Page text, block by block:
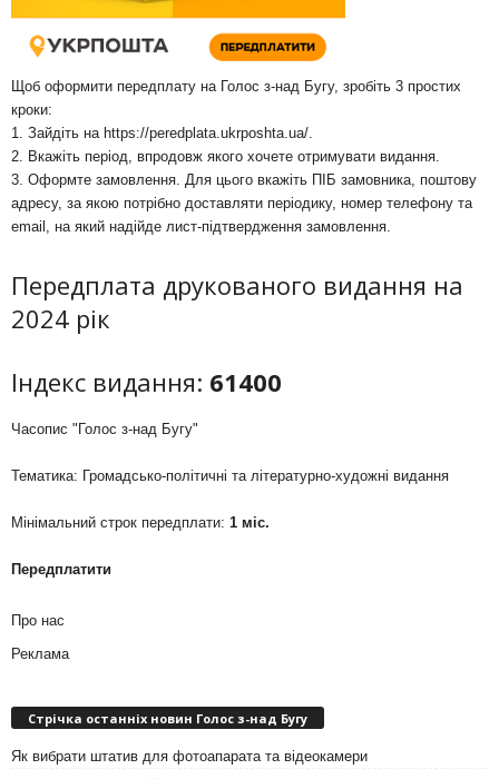
Щоб оформити передплату на Голос з-над Бугу, зробіть 3 простих
кроки:
1. Зайдіть на https://peredplata.ukrposhta.ua/
2. Вкажіть період, впродовж якого хочете отримувати видання.
3. Оформте замовлення. Для цього вкажіть ПІБ замовника, поштову
адресу, за якою потрібно доставляти періодику, номер телефону та
email, на який надійде лист-підтвердження замовлення.
Передплата друкованого видання на
2024 рік
Індекс видання: 61400
Часопис "Голос з-над Бугу"
Тематика: Громадсько-політичні та літературно-художні видання
Мінімальний строк передплати: 1 міс.
Передплатити
Про нас
Реклама
Стрічка останніх новин Голос з-над Бугу
Як вибрати штатив для фотоапарата та відеокамери